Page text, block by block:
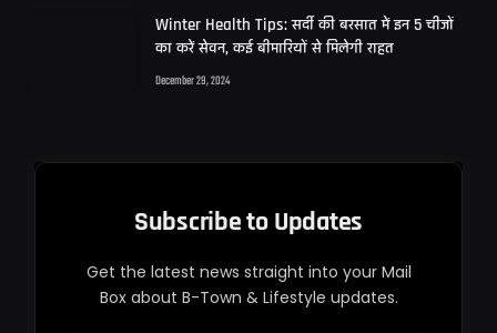
Winter Health Tips: सर्दी की बरसात में इन 5 चीजों
का करें सेवन, कई बीमारियों से मिलेगी राहत
December 29, 2024
Subscribe to Updates
Get the latest news straight into your Mail
Box about B-Town & Lifestyle updates.